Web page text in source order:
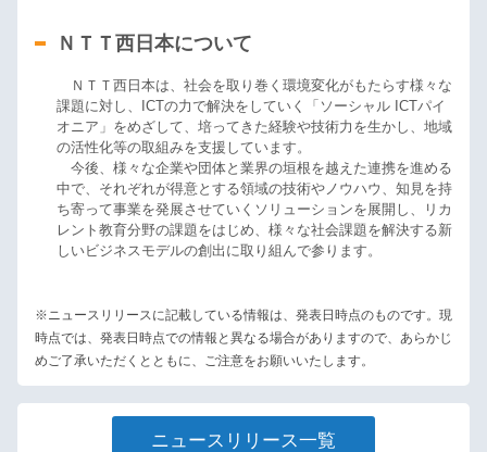
ＮＴＴ西日本について
ＮＴＴ西日本は、社会を取り巻く環境変化がもたらす様々な
課題に対し、ICTの力で解決をしていく「ソーシャル ICTパイ
オニア」をめざして、培ってきた経験や技術力を生かし、地域
の活性化等の取組みを支援しています。
今後、様々な企業や団体と業界の垣根を越えた連携を進める
中で、それぞれが得意とする領域の技術やノウハウ、知見を持
ち寄って事業を発展させていくソリューションを展開し、リカ
レント教育分野の課題をはじめ、様々な社会課題を解決する新
しいビジネスモデルの創出に取り組んで参ります。
※ニュースリリースに記載している情報は、発表日時点のものです。現
時点では、発表日時点での情報と異なる場合がありますので、あらかじ
めご了承いただくとともに、ご注意をお願いいたします。
ニュースリリース一覧